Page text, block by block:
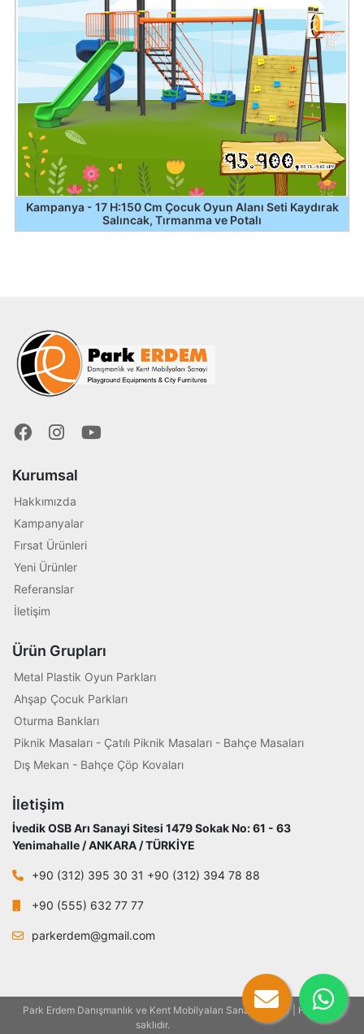
Kampanya - 17 H:150 Cm Çocuk Oyun Alanı Seti Kaydırak
Salıncak, Tırmanma ve Potalı
Kurumsal
Hakkımızda
Kampanyalar
Fırsat Ürünleri
Yeni Ürünler
Referanslar
İletişim
Ürün Grupları
Metal Plastik Oyun Parkları
Ahşap Çocuk Parkları
Oturma Bankları
Piknik Masaları - Çatılı Piknik Masaları - Bahçe Masaları
Dış Mekan - Bahçe Çöp Kovaları
İletişim
İvedik OSB Arı Sanayi Sitesi 1479 Sokak No: 61 - 63
Yenimahalle / ANKARA / TÜRKİYE
+90 (312) 395 30 31 +90 (312) 394 78 88
+90 (555) 632 77 77
parkerdem@gmail.com
Park Erdem Danışmanlık ve Kent Mobilyaları Sanayi - 2021 | Her hakkı
saklıdır.